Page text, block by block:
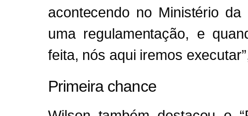
acontecendo no Ministério
uma regulamentação, e
feita, nós aqui iremos
Primeira chance